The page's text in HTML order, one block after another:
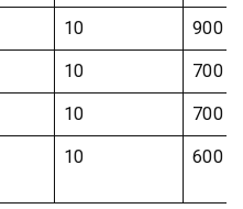
10 900
10 700
10 700
10 600